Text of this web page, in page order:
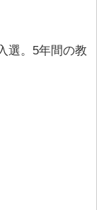
選。5年間の教